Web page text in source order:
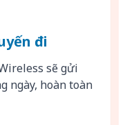
đi
sẽ gửi
ngày, hoàn toàn